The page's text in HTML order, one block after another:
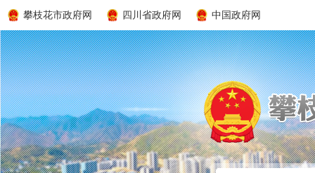
攀枝花市政府网 四川省政府网 中国政府网